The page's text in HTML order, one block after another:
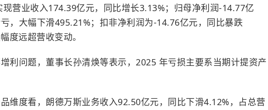
营业收入174.39亿元，同比增长3.13%；归母净利润-14.77亿
，大幅下滑495.21%；扣非净利润为-14.76亿元，同比暴跌
度远超营收变动。
利问题，董事长孙清焕等表示，2025 年亏损主要系当期计提资产
维度看，朗德万斯业务收入92.50亿元，同比下滑4.12%，占总营